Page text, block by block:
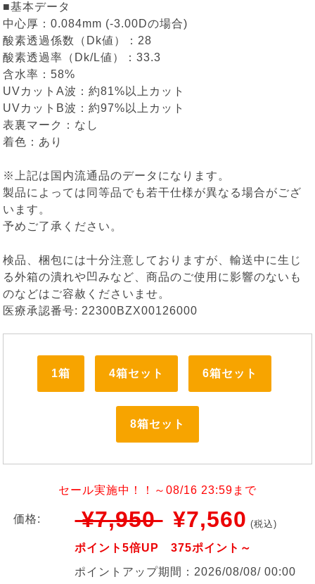
■基本データ
中心厚：0.084mm (-3.00Dの場合)
酸素透過係数（Dk値）：28
酸素透過率（Dk/L値）：33.3
含水率：58%
UVカットA波：約81%以上カット
UVカットB波：約97%以上カット
表裏マーク：なし
着色：あり
※上記は国内流通品のデータになります。
製品によっては同等品でも若干仕様が異なる場合がござ
います。
予めご了承ください。
検品、梱包には十分注意しておりますが、輸送中に生じ
る外箱の潰れや凹みなど、商品のご使用に影響のないも
のなどはご容赦くださいませ。
医療承認番号: 22300BZX00126000
1箱 4箱セット 6箱セット
8箱セット
セール実施中！！～08/16 23:59まで
価格: ¥7,950 ¥7,560 (税込)
ポイント5倍UP 375ポイント～
ポイントアップ期間：2026/08/08/ 00:00